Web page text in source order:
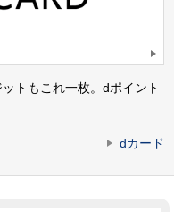
トもこれ一枚。dポイント
dカード